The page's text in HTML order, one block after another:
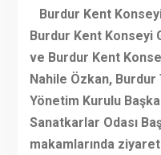
Burdur Kent
Burdur Kent Konseyi
ve Burdur Kent
Nahile Özkan,
Yönetim Kurulu
Sanatkarlar Odası
makamlarında